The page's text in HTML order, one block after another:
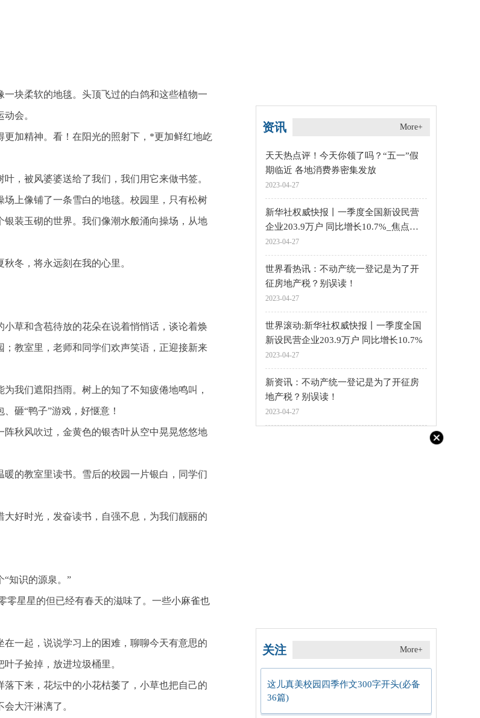
块柔软的地毯。头顶飞过的白鸽和这些植物一
会。
加精神。看！在阳光的照射下，*更加鲜红地屹
，被风婆婆送给了我们，我们用它来做书签。
上像铺了一条雪白的地毯。校园里，只有松树
装玉砌的世界。我们像潮水般涌向操场，从地
冬，将永远刻在我的心里。
草和含苞待放的花朵在说着悄悄话，谈论着焕
教室里，老师和同学们欢声笑语，正迎接新来
我们遮阳挡雨。树上的知了不知疲倦地鸣叫，
砸“鸭子”游戏，好惬意！
秋风吹过，金黄色的银杏叶从空中晃晃悠悠地
的教室里读书。雪后的校园一片银白，同学们
好时光，发奋读书，自强不息，为我们靓丽的
知识的源泉。”
零星星的但已经有春天的滋味了。一些小麻雀也
一起，说说学习上的困难，聊聊今天有意思的
子捡掉，放进垃圾桶里。
下来，花坛中的小花枯萎了，小草也把自己的
大汗淋漓了。
资讯 More+
天天热点评！今天你领了吗？“五一”假
期临近 各地消费券密集发放
2023-04-27
新华社权威快报丨一季度全国新设民营
企业203.9万户 同比增长10.7%_焦点速
递
2023-04-27
世界看热讯：不动产统一登记是为了开
征房地产税？别误读！
2023-04-27
世界滚动:新华社权威快报丨一季度全国
新设民营企业203.9万户 同比增长10.7%
2023-04-27
新资讯：不动产统一登记是为了开征房
地产税？别误读！
2023-04-27
关注 More+
这儿真美校园四季作文300字开头(必备
36篇)